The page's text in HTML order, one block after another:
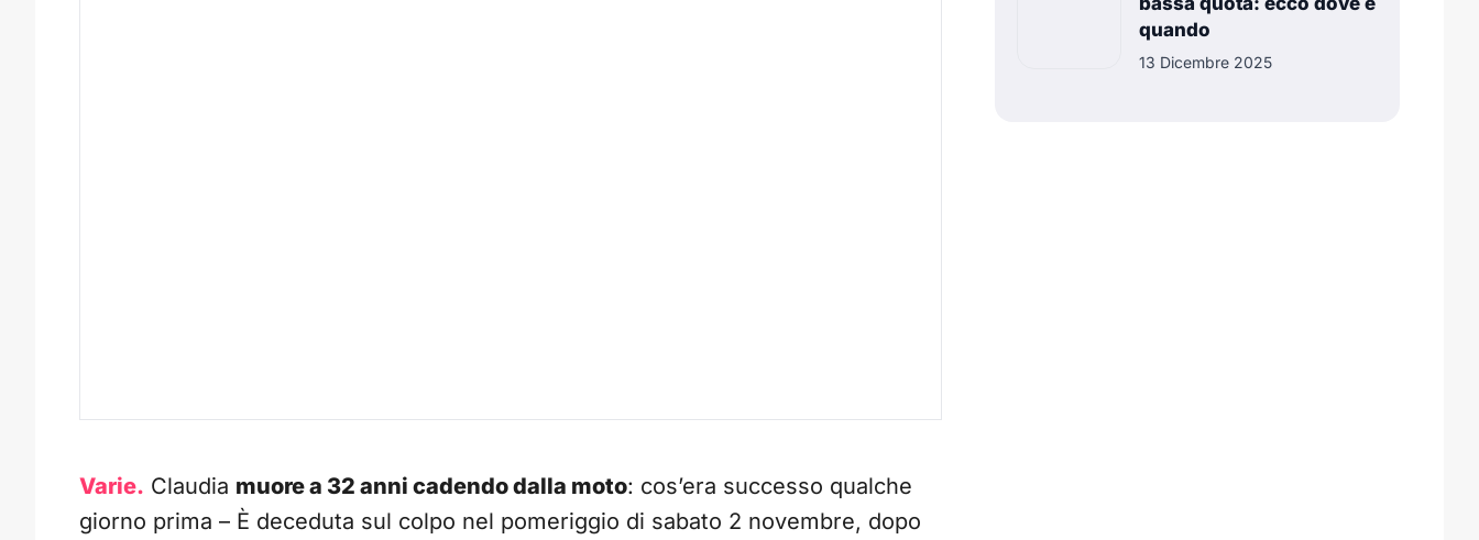
Varie. Claudia muore a 32 anni cadendo dalla moto: cos’era successo qualche
giorno prima – È deceduta sul colpo nel pomeriggio di sabato 2 novembre, dopo
quando
13 Dicembre 2025